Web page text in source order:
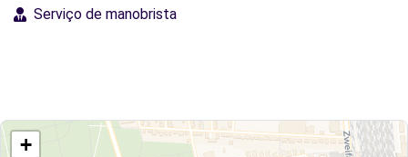
Serviço de manobrista
+